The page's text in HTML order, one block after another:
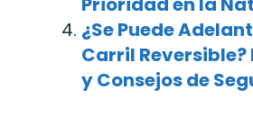
¿Se Puede
Carril
y Consejos de